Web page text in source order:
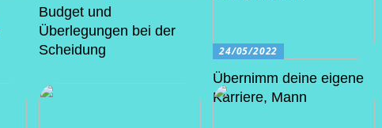
Budget und
Überlegungen bei der
Scheidung
24/05/2022
Übernimm deine eigene
Karriere, Mann